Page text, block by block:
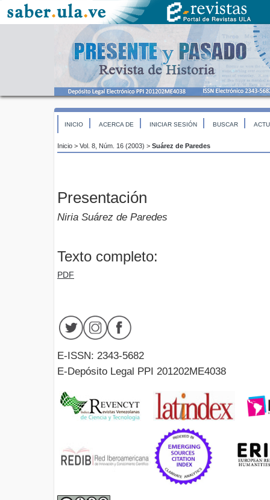
INICIO ACERCA DE INICIAR SESIÓN BUSCAR
Inicio > Vol. 8, Núm. 16 (2003) > Suárez de Paredes
Presentación
Niria Suárez de Paredes
Texto completo:
PDF
E-ISSN: 2343-5682
E-Depósito Legal PPI 201202ME4038